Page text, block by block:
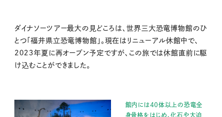
ダイナソーツアー最大の見どころは、世界三大恐竜博物館のひ
とつ「福井県立恐竜博物館」。現在はリニューアル休館中で、
2023年夏に再オープン予定ですが、この旅では休館直前に駆
け込むことができました。
館内には40体以上の恐竜全
身骨格をはじめ、化石や大迫